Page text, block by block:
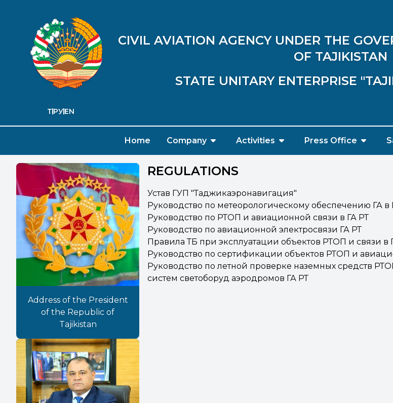
CIVIL AVIATION AGENCY UNDER THE
OF TAJIKISTAN
STATE UNITARY ENTERPRISE
ТҶ РУEN
Home Company Activities Press Office
Address of the President
of the Republic of
Tajikistan
REGULATIONS
Устав ГУП "Таджикаэронавигация"
Руководство по метеорологическому обеспечению ГА в
Руководство по РТОП и авиационной связи в ГА РТ
Руководство по авиационной электросвязи ГА РТ
Правила ТБ при эксплуатации объектов РТОП и связи в
Руководство по сертификации объектов РТОП и
Руководство по летной проверке наземных средств
систем светоборуд аэродромов ГА РТ